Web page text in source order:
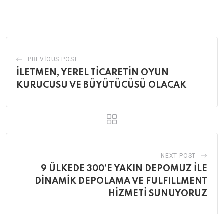
PREVIOUS POST
İLETMEN, YEREL TİCARETİN OYUN
KURUCUSU VE BÜYÜTÜCÜSÜ OLACAK
NEXT POST
9 ÜLKEDE 300’E YAKIN DEPOMUZ İLE
DİNAMİK DEPOLAMA VE FULFILLMENT
HİZMETİ SUNUYORUZ